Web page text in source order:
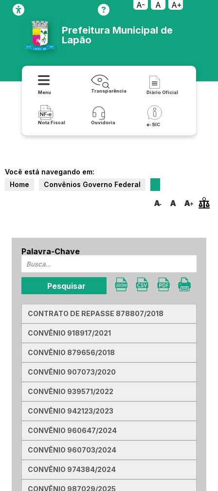
A- A A+
Prefeitura Municipal de
Lapão
Menu Transparência Diário Oficial
Nota Fiscal Ouvidoria e-SIC
Você está navegando em:
Home
Convênios Governo Federal
Palavra-Chave
CONTRATO DE REPASSE 878807/2018
CONVÊNIO 918917/2021
CONVÊNIO 879656/2018
CONVÊNIO 907073/2020
CONVÊNIO 939571/2022
CONVÊNIO 942123/2023
CONVÊNIO 960647/2024
CONVÊNIO 960703/2024
CONVÊNIO 974384/2024
CONVÊNIO 987029/2025